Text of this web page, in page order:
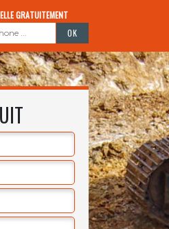
GRATUITEMENT